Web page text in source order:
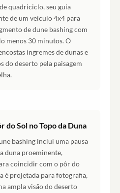
quadriciclo, seu guia
de um veículo 4x4 para
de dune bashing com
menos 30 minutos. O
íngremes de dunas e
do deserto pela paisagem
do Sol no Topo da Duna
bashing inclui uma pausa
duna proeminente,
coincidir com o pôr do
é projetada para fotografia,
ampla visão do deserto